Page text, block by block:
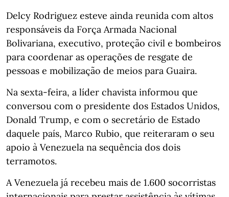
Delcy Rodriguez esteve ainda reunida com altos
responsáveis da Força Armada Nacional
Bolivariana, executivo, proteção civil e bombeiros
para coordenar as operações de resgate de
pessoas e mobilização de meios para Guaira.
Na sexta-feira, a líder chavista informou que
conversou com o presidente dos Estados Unidos,
Donald Trump, e com o secretário de Estado
daquele país, Marco Rubio, que reiteraram o seu
apoio à Venezuela na sequência dos dois
terramotos.
A Venezuela já recebeu mais de 1.600 socorristas